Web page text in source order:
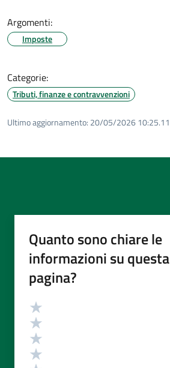
Argomenti:
Imposte
Categorie:
Tributi, finanze e contravvenzioni
Ultimo aggiornamento: 20/05/2026 10:25.11
Quanto sono chiare le
informazioni su questa
pagina?
Valutazione